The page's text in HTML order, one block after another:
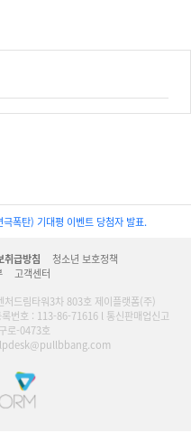
폭탄) 기대평 이벤트 당첨자 발표.
취급방침
청소년 보호정책
고객센터
드림타워3차 803호 제이플랫폼(주)
번호 : 113-86-71616 l 통신판매업신고
로-0473호